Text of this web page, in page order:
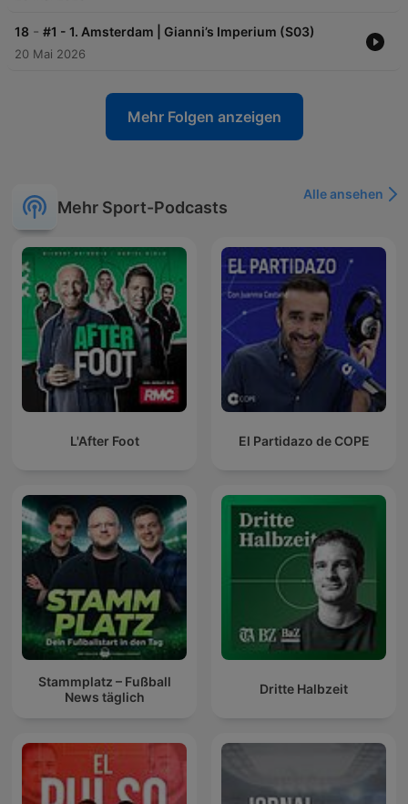
18 - #1 - 1. Amsterdam | Gianni’s Imperium (S03)
20 Mai 2026
Mehr Folgen anzeigen
Mehr Sport-Podcasts
Alle ansehen
L'After Foot El Partidazo de COPE
Stammplatz – Fußball
News täglich
Dritte Halbzeit